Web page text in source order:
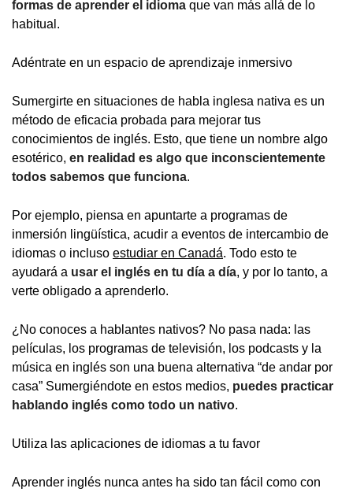
formas de aprender el idioma que van más allá de lo
habitual.
Adéntrate en un espacio de aprendizaje inmersivo
Sumergirte en situaciones de habla inglesa nativa es un
método de eficacia probada para mejorar tus
conocimientos de inglés. Esto, que tiene un nombre algo
esotérico, en realidad es algo que inconscientemente
todos sabemos que funciona.
Por ejemplo, piensa en apuntarte a programas de
inmersión lingüística, acudir a eventos de intercambio de
idiomas o incluso estudiar en Canadá. Todo esto te
ayudará a usar el inglés en tu día a día, y por lo tanto, a
verte obligado a aprenderlo.
¿No conoces a hablantes nativos? No pasa nada: las
películas, los programas de televisión, los podcasts y la
música en inglés son una buena alternativa “de andar por
casa” Sumergiéndote en estos medios, puedes practicar
hablando inglés como todo un nativo.
Utiliza las aplicaciones de idiomas a tu favor
Aprender inglés nunca antes ha sido tan fácil como con